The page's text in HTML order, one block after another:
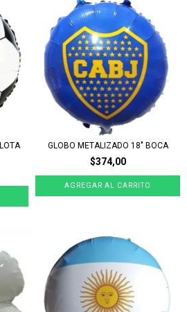
GLOBO METALIZADO 18" BOCA
$374,00